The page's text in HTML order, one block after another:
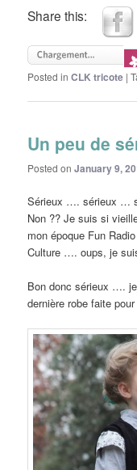
Share this:
Posted in CLK tricote |
Un peu de
Posted onJanuary 9,
Sérieux …. sérieux …
Non ?? Je suis si
mon époque Fun
Culture …. oups, je
Bon donc sérieux ….
dernière robe faite